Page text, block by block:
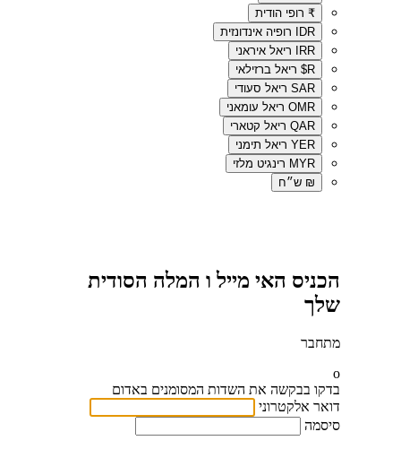
₹ רופי הודית
IDR
רופיה אינדונזית
IRR
ריאל איראני
R$
ריאל ברזילאי
SAR ריאל סעודי
OMR ריאל עומאני
QAR ריאל קטארי
YER ריאל תימני
MYR רינגיט מלזי
₪ ש״ח
הכניס האי מייל ו המלה הסודית
שלך
מתחבר
o
בדקו בבקשה את השדות המסומנים באדום
דואר אלקטרוני
סיסמה